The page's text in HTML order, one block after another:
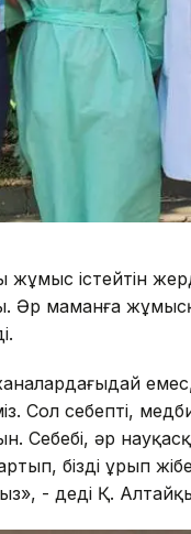
жұмыс істейтін
Әр маманға
Сол себепті,
Себебі, әр
бізді ұрып
- деді Қ.